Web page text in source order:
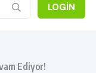
LOGIN
Ediyor!